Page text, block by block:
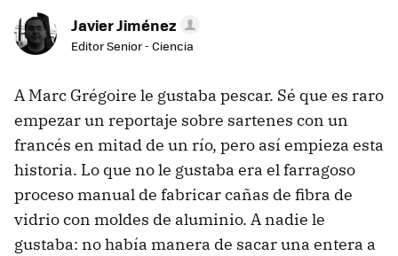
Javier Jiménez
Editor Senior - Ciencia
A Marc Grégoire le gustaba pescar. Sé que es raro
empezar un reportaje sobre sartenes con un
francés en mitad de un río, pero así empieza esta
historia. Lo que no le gustaba era el farragoso
proceso manual de fabricar cañas de fibra de
vidrio con moldes de aluminio. A nadie le
gustaba: no había manera de sacar una entera a